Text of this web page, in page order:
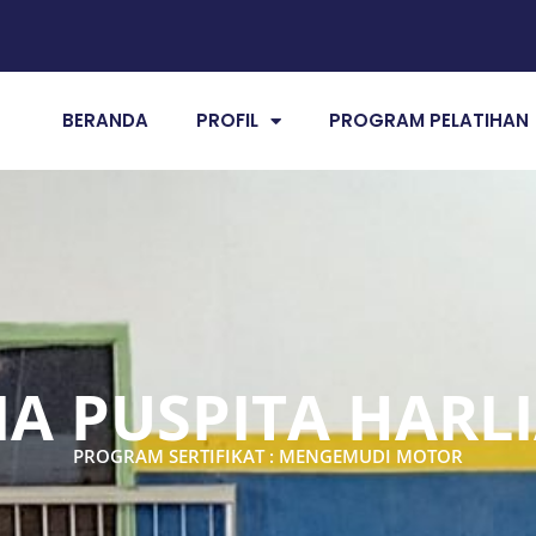
BERANDA PROFIL PROGRAM PELATIHAN
PUSPITA
PROGRAM SERTIFIKAT : MENGEMUDI MOTOR